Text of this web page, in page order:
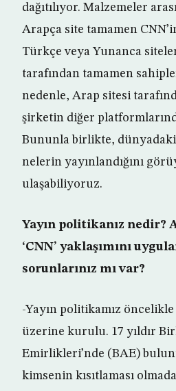
dağıtılıyor. Malzemeler
Arapça site tamamen
Türkçe veya Yunanca
tarafından tamamen
nedenle, Arap sitesi
şirketin diğer
Bununla birlikte,
nelerin yayınlandığını
ulaşabiliyoruz.
Yayın politikanız nedir?
‘CNN’ yaklaşımını
sorunlarınız mı var?
-Yayın politikamız
üzerine kurulu. 17 yıldır
Emirlikleri’nde (BAE)
kimsenin kısıtlaması